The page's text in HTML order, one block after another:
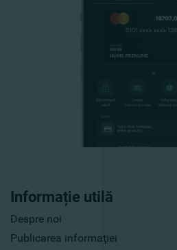
Informație utilă
Despre noi
Publicarea informaţiei